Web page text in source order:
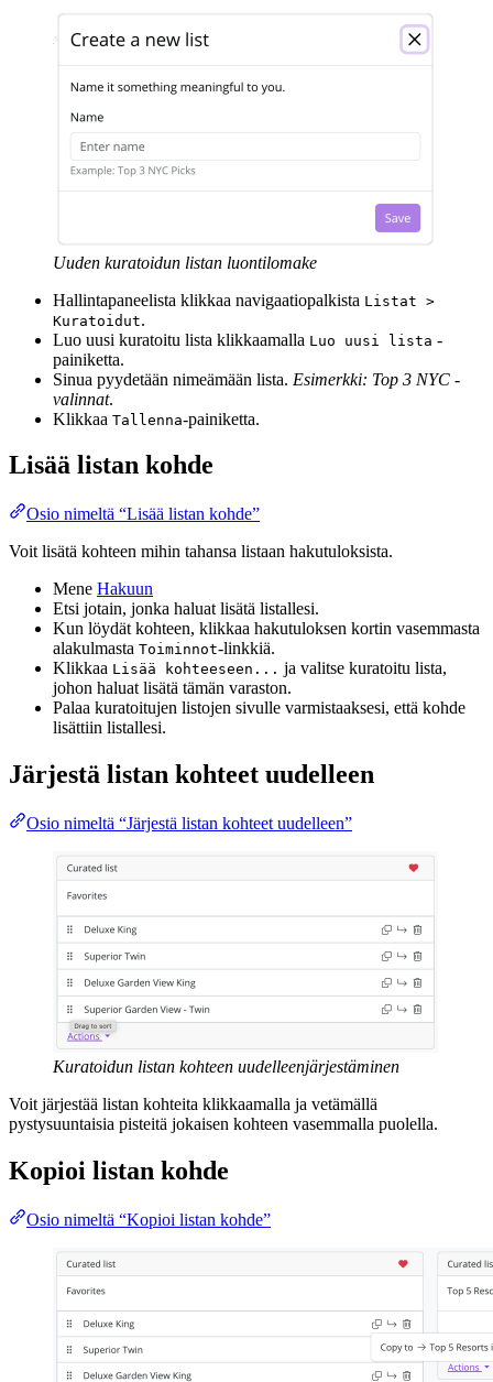
Uuden kuratoidun listan luontilomake
Hallintapaneelista klikkaa navigaatiopalkista Listat >
Kuratoidut.
Luo uusi kuratoitu lista klikkaamalla Luo uusi lista -
painiketta.
Sinua pyydetään nimeämään lista. Esimerkki: Top 3 NYC -
valinnat.
Klikkaa Tallenna-painiketta.
Lisää listan kohde
Osio nimeltä “Lisää listan kohde”
Voit lisätä kohteen mihin tahansa listaan hakutuloksista.
Mene Hakuun
Etsi jotain, jonka haluat lisätä listallesi.
Kun löydät kohteen, klikkaa hakutuloksen kortin vasemmasta
alakulmasta Toiminnot-linkkiä.
Klikkaa Lisää kohteeseen... ja valitse kuratoitu lista,
johon haluat lisätä tämän varaston.
Palaa kuratoitujen listojen sivulle varmistaaksesi, että kohde
lisättiin listallesi.
Järjestä listan kohteet uudelleen
Osio nimeltä “Järjestä listan kohteet uudelleen”
Kuratoidun listan kohteen uudelleenjärjestäminen
Voit järjestää listan kohteita klikkaamalla ja vetämällä
pystysuuntaisia pisteitä jokaisen kohteen vasemmalla puolella.
Kopioi listan kohde
Osio nimeltä “Kopioi listan kohde”